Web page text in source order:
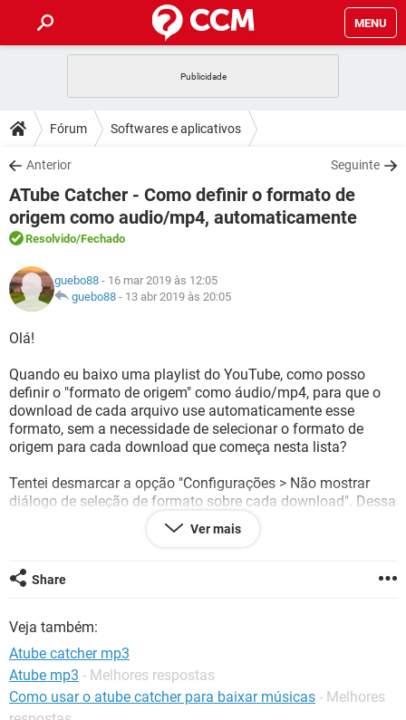
MENU
CELULAR FACEBOOK
OUTLOOK
INSTAGRAM GMAIL
GUIA DE COMPRAS
DICAS
JOGOS WHATSAPP
OUTLOOK EXCEL
INSTAGRAM
GUIA DE COMPRAS
DOWNLOADS
JOGOS WHATSAPP
CELULAR FACEBOOK
INSTAGRAM
FÓRUM
JOGOS
CELULAR
OUTLOOK EXCEL
INSTAGRAM
JOGOS
INSTAGRAM GMAIL
GUIA DE COMPRAS
Fórum Softwares e aplicativos
Anterior Seguinte
ATube Catcher - Como definir o formato de
origem como audio/mp4, automaticamente
Resolvido/Fechado
guebo88 - 16 mar 2019 às 12:05
guebo88 - 13 abr 2019 às 20:05
Olá!
Quando eu baixo uma playlist do YouTube, como posso
definir o "formato de origem" como áudio/mp4, para que o
download de cada arquivo use automaticamente esse
formato, sem a necessidade de selecionar o formato de
origem para cada download que começa nesta lista?
Tentei desmarcar a opção "Configurações > Não mostrar
diálogo de seleção de formato sobre cada download". Dessa
forma, o formato de origem não é mais solicitado para cada
arquivo (que é o que preciso), MAS ele não usa o formato de
automática, que não sei qual é.
Ver mais
Share
Veja também:
Atube catcher mp3
Atube mp3 - Melhores respostas
Como usar o atube catcher para baixar músicas - Melhores